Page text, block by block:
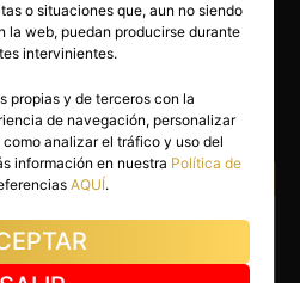
años
Henares(Madrid)
(14)
a: Hombres
de Henares.
española, solo
o situaciones que, aun no siendo
la web, puedan producirse durante
intervinientes.
propias y de terceros con la
de navegación, personalizar
analizar el tráfico y uso del
información en nuestra Política de
AQUÍ.